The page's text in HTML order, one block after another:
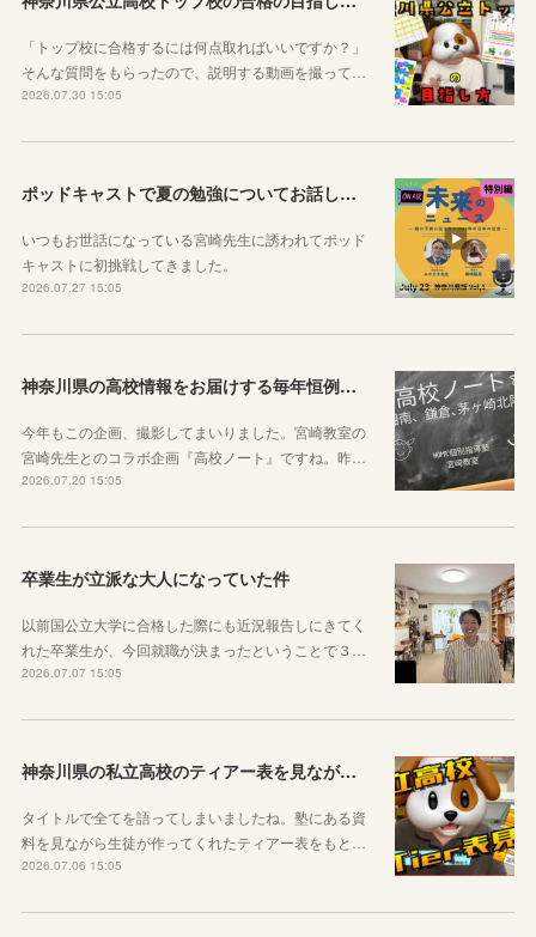
「トップ校に合格するには何点取ればいいですか？」
そんな質問をもらったので、説明する動画を撮って…
2026.07.30 15:05
ポッドキャストで夏の勉強についてお話ししています！
いつもお世話になっている宮崎先生に誘われてポッド
キャストに初挑戦してきました。
2026.07.27 15:05
神奈川県の高校情報をお届けする毎年恒例のコラボ企画のお知らせ
今年もこの企画、撮影してまいりました。宮崎教室の
宮崎先生とのコラボ企画『高校ノート』ですね。昨…
2026.07.20 15:05
卒業生が立派な大人になっていた件
以前国公立大学に合格した際にも近況報告しにきてく
れた卒業生が、今回就職が決まったということで３…
2026.07.07 15:05
神奈川県の私立高校のティアー表を見ながら話す動画を作りました！
タイトルで全てを語ってしまいましたね。塾にある資
料を見ながら生徒が作ってくれたティアー表をもと…
2026.07.06 15:05